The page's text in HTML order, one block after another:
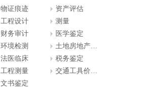
物证痕迹
资产评估
工程设计
测量
财务审计
医学鉴定
环境检测
土地房地产评估
法医临床
税务鉴定
工程测量
交通工具价格评估
文书鉴定